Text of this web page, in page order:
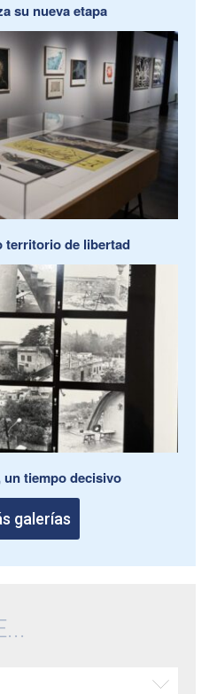
su nueva etapa
territorio de libertad
un tiempo decisivo
galerías